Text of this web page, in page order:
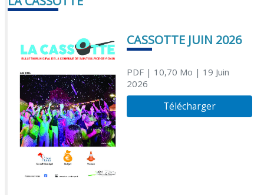
CASSOTTE JUIN 2026
PDF| 10,70 Mo | 19 Juin
2026
Télécharger